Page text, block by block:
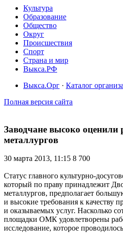
Культура
Образование
Общество
Округ
Происшествия
Спорт
Страна и мир
Выкса.РФ
Выкса.Орг · Каталог
Полная версия сайта
Заводчане высоко оценили
металлургов
30 марта 2013, 11:15 8 700
Статус главного культурно-
который по праву принадлежит
металлургов, предполагает
и высокие требования к качеству
и оказываемых услуг. Насколько
площадки ОМК удовлетворены
исследование, которое